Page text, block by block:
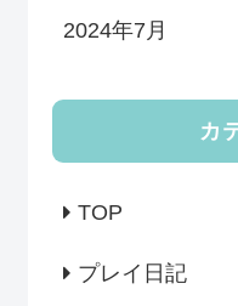
2024年7月
カ
TOP
プレイ日記